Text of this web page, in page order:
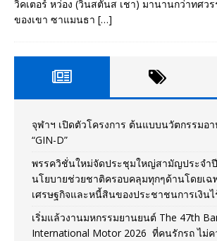
วิคเตอร์ หว่อง (วินสตันส เชา) มานานกว่าทศว
ของเขา ซาแมนธา […]
จุฬาฯ เปิดตัวโครงการ ต้นแบบนวัตกรรมอ
“GIN-D”
พรรควิชั่นใหม่จัดประชุมใหญ่สามัญประจำ
นโยบายช่วยชาติครอบคลุมทุกๆด้านโดยเ
เศรษฐกิจและหนี้สินของประชาชนการเงินไ
เริ่มแล้วงานมหกรรมยานยนต์ The 47th
International Motor 2026 ที่คนรักรถ ไม่